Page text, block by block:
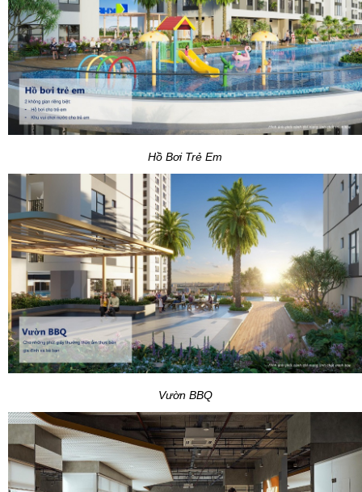
Hồ Bơi Trẻ Em
Vườn BBQ